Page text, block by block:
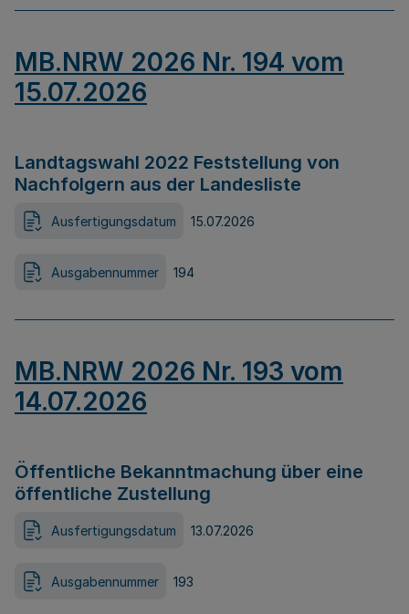
MB.NRW 2026 Nr. 194 vom
15.07.2026
Landtagswahl 2022 Feststellung von
Nachfolgern aus der Landesliste
Ausfertigungsdatum 15.07.2026
Ausgabennummer 194
MB.NRW 2026 Nr. 193 vom
14.07.2026
Öffentliche Bekanntmachung über eine
öffentliche Zustellung
Ausfertigungsdatum 13.07.2026
Ausgabennummer 193